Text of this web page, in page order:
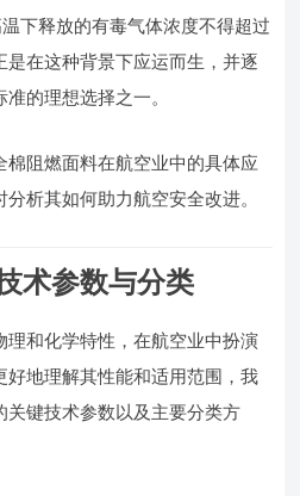
下释放的有毒气体浓度不得超过
在这种背景下应运而生，并逐
的理想选择之一。
阻燃面料在航空业中的具体应
析其如何助力航空安全改进。
术参数与分类
理和化学特性，在航空业中扮演
好地理解其性能和适用范围，我
关键技术参数以及主要分类方